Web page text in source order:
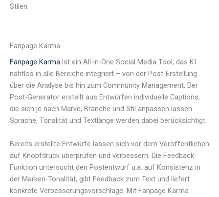
Stilen.
Fanpage Karma
Fanpage Karma ist ein All-in-One Social Media Tool, das KI
nahtlos in alle Bereiche integriert – von der Post-Erstellung
über die Analyse bis hin zum Community Management. Der
Post-Generator erstellt aus Entwürfen individuelle Captions,
die sich je nach Marke, Branche und Stil anpassen lassen.
Sprache, Tonalität und Textlänge werden dabei berücksichtigt.
Bereits erstellte Entwürfe lassen sich vor dem Veröffentlichen
auf Knopfdruck überprüfen und verbessern. Die Feedback-
Funktion untersucht den Postentwurf u.a. auf Konsistenz in
der Marken-Tonalität, gibt Feedback zum Text und liefert
konkrete Verbesserungsvorschläge. Mit Fanpage Karma